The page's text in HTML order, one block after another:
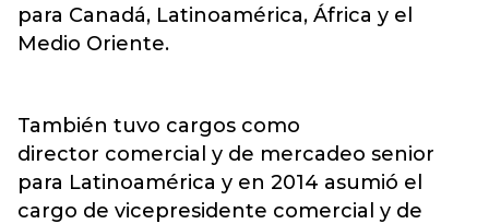
para Canadá, Latinoamérica, África y el
Medio Oriente.
También tuvo cargos como
director comercial y de mercadeo senior
para Latinoamérica y en 2014 asumió el
cargo de vicepresidente comercial y de